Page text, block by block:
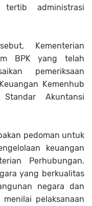
administrasi
Kementerian
BPK yang telah
pemeriksaan
Kemenhub
Akuntansi
pedoman untuk
keuangan
Perhubungan.
yang berkualitas
negara dan
pelaksanaan